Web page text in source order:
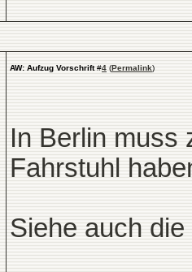
AW: Aufzug Vorschrift#4 (Permalink)
In Berlin muss
Fahrstuhl
Siehe auch